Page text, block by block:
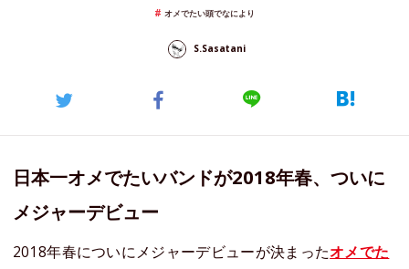
オメでたい頭でなにより
S.Sasatani
日本一オメでたいバンドが2018年春、ついに
メジャーデビュー
2018年春についにメジャーデビューが決まったオメでた